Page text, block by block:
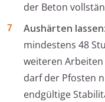
der Beton
Aushärten lassen:
mindestens 48
weiteren
darf der Pfosten
endgültige